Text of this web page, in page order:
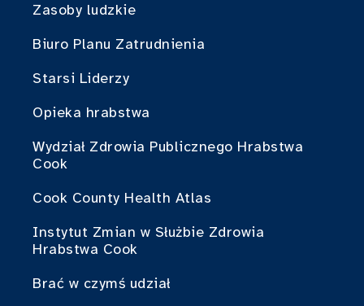
Zasoby ludzkie
Biuro Planu Zatrudnienia
Starsi Liderzy
Opieka hrabstwa
Wydział Zdrowia Publicznego Hrabstwa
Cook
Cook County Health Atlas
Instytut Zmian w Służbie Zdrowia
Hrabstwa Cook
Brać w czymś udział